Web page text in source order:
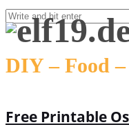
DIY – Food
Free Printable